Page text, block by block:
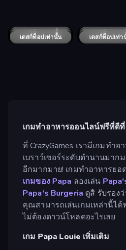
Cooking Live Ice Cream Fever: Cooking Game Click To
That's My Recipe Cooking
Crazy Pizza Multiplayer
เดสก์ท็อปเท่านั้น
Papa's Bakeria เดสก์ท็อปเท่า
เดสก์ท็อปเท่านั้น เดสก์ท็อปเท่า
เดสก์ท็อปเท่านั้น
Card Cafe เดสก์ท็อปเท่า
Platformer
เกมทำอาหารออนไลน์ฟรีที่ดี
ที่ CrazyGames เรามีเกมทำอ
เบราว์เซอร์ระดับตำนานมาก
อีกมากมาย! เกมทำอาหารย
เกมของ Papa ลองเล่น
Papa's Burgeria ดูสิ รับรอง
คุณสามารถเล่นเกมเหล่านี้ไ
ไม่ต้องดาวน์โหลดอะไรเลย
เกม Papa Louie เพิ่มเติม